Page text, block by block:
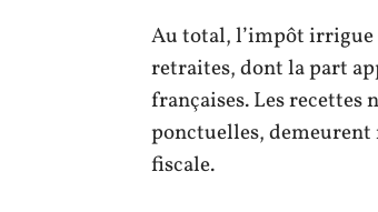
Au total, l’impôt irrigue
retraites, dont la part
françaises. Les recettes
ponctuelles, demeurent
fiscale.